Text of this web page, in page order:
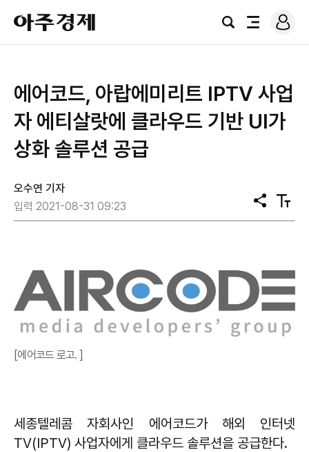
아
주
경
검
전
로
그
에어코드, 아랍에미리트 IPTV 사업
자 에티살랏에 클라우드 기반 UI가
상화 솔루션 공급
오수연 기자
입력 2021-08-31 09:23
공
유
텍
스
[에어코드 로고. ]
세종텔레콤 자회사인 에어코드가 해외 인터넷
TV(IPTV) 사업자에게 클라우드 솔루션을 공급한다.